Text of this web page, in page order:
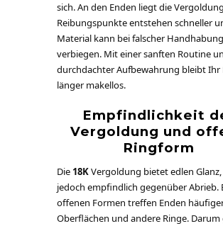
sich. An den Enden liegt die
Reibungspunkte entstehen schneller
Material kann bei falscher
verbiegen. Mit einer sanften Routine
durchdachter Aufbewahrung bleibt Ihr
länger makellos.
Empfindlichkeit
Vergoldung und
Ringform
Die 18KVergoldung bietet edlen
jedoch empfindlich gegenüber Abrieb.
offenen Formen treffen Enden
Oberflächen und andere Ringe. Darum